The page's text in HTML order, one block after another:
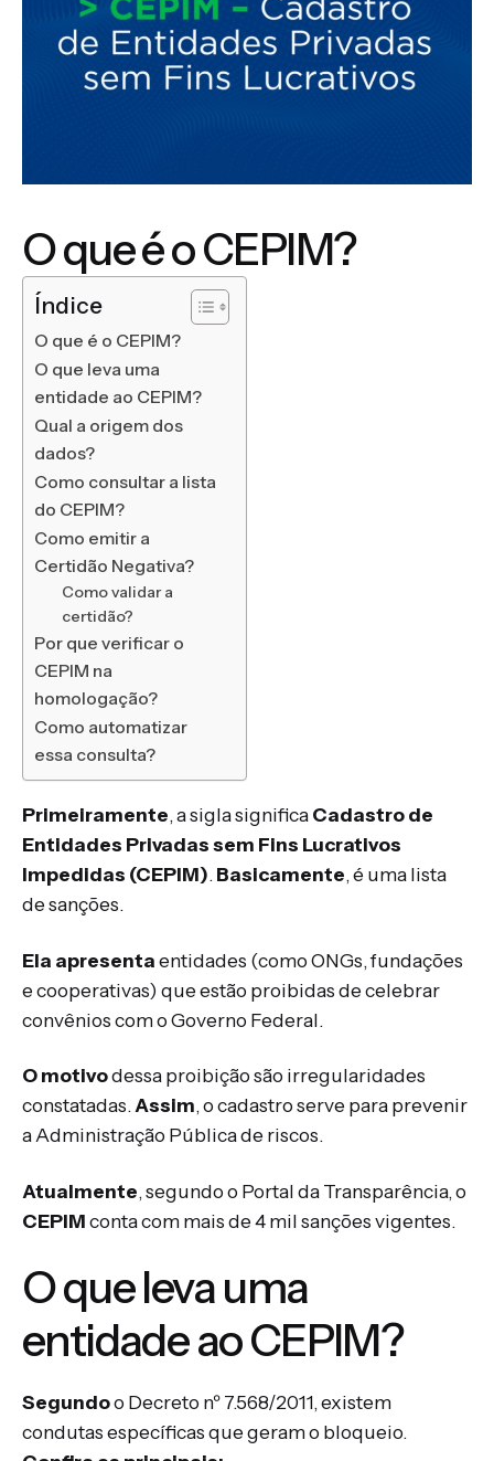
O que é o CEPIM?
Índice
O que é o CEPIM?
O que leva uma
entidade ao CEPIM?
Qual a origem dos
dados?
Como consultar a lista
do CEPIM?
Como emitir a
Certidão Negativa?
Como validar a
certidão?
Por que verificar o
CEPIM na
homologação?
Como automatizar
essa consulta?
Primeiramente, a sigla significaCadastro de
Entidades Privadas sem Fins Lucrativos
Impedidas (CEPIM).Basicamente, é uma lista
de sanções.
Ela apresentaentidades (como ONGs, fundações
e cooperativas) que estão proibidas de celebrar
convênios com o Governo Federal.
O motivodessa proibição são irregularidades
constatadas.Assim, o cadastro serve para prevenir
a Administração Pública de riscos.
Atualmente, segundo o Portal da Transparência, o
CEPIMconta com mais de 4 mil sanções vigentes.
O que leva uma
entidade ao CEPIM?
Segundoo Decreto nº 7.568/2011, existem
condutas específicas que geram o bloqueio.